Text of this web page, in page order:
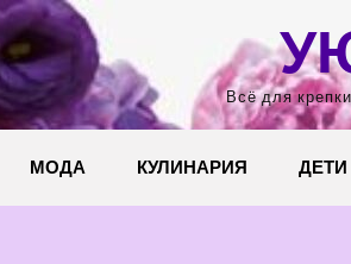
Всё для
МОДА КУЛИНАРИЯ ДЕТИ